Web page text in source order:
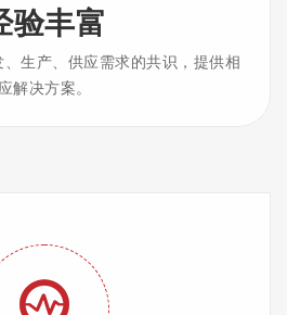
验丰富
生产、供应需求的共识，提供相
应解决方案。